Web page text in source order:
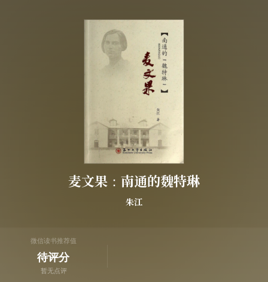
麦文果：南通的魏特琳
朱江
微信读书推荐值
待评分
暂无点评